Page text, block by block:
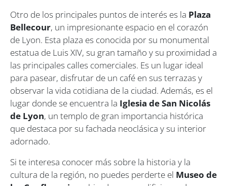
Otro de los principales puntos de interés es la Plaza
Bellecour, un impresionante espacio en el corazón
de Lyon. Esta plaza es conocida por su monumental
estatua de Luis XIV, su gran tamaño y su proximidad a
las principales calles comerciales. Es un lugar ideal
para pasear, disfrutar de un café en sus terrazas y
observar la vida cotidiana de la ciudad. Además, es el
lugar donde se encuentra la Iglesia de San Nicolás
de Lyon, un templo de gran importancia histórica
que destaca por su fachada neoclásica y su interior
adornado.
Si te interesa conocer más sobre la historia y la
cultura de la región, no puedes perderte el Museo de